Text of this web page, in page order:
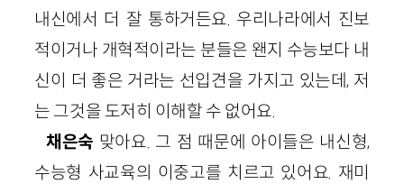
내신에서 더 잘 통하거든요. 우리나라에서 진보
적이거나 개혁적이라는 분들은 왠지 수능보다 내
신이 더 좋은 거라는 선입견을 가지고 있는데, 저
는 그것을 도저히 이해할 수 없어요.
채은숙 맞아요. 그 점 때문에 아이들은 내신형,
수능형 사교육의 이중고를 치르고 있어요. 재미